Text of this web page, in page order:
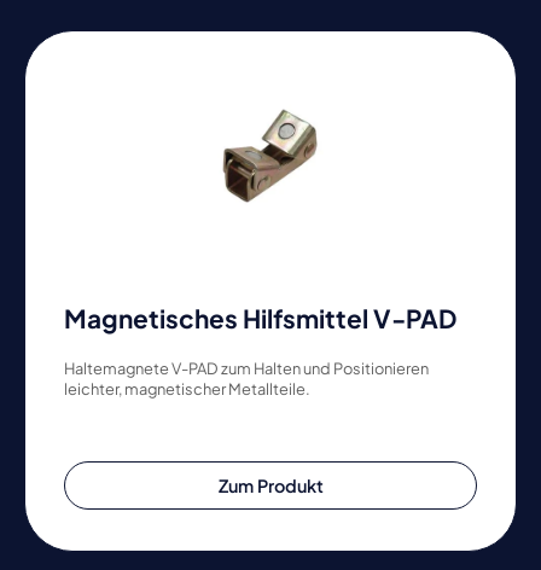
Magnetisches Hilfsmittel V-PAD
Haltemagnete V-PAD zum Halten und Positionieren
leichter, magnetischer Metallteile.
Zum Produkt